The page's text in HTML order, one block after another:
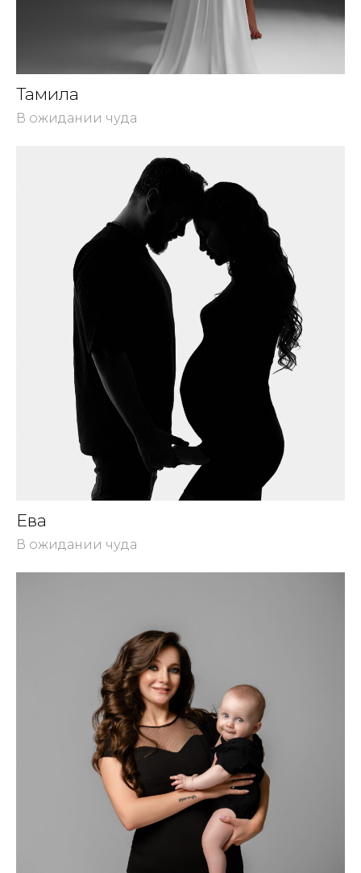
Тамила
В ожидании чуда
Ева
В ожидании чуда